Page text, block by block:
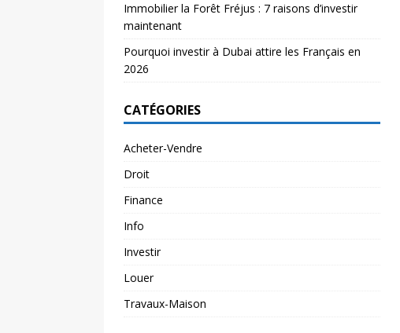
Immobilier la Forêt Fréjus : 7 raisons d’investir
maintenant
Pourquoi investir à Dubai attire les Français en
2026
CATÉGORIES
Acheter-Vendre
Droit
Finance
Info
Investir
Louer
Travaux-Maison